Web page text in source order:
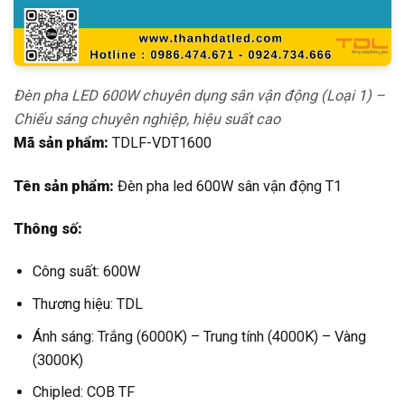
Đèn pha LED 600W chuyên dụng sân vận động (Loại 1) –
Chiếu sáng chuyên nghiệp, hiệu suất cao
Mã sản phẩm: TDLF-VDT1600
Tên sản phẩm: Đèn pha led 600W sân vận động T1
Thông số:
Công suất: 600W
Thương hiệu: TDL
Ánh sáng: Trắng (6000K) – Trung tính (4000K) – Vàng
(3000K)
Chipled: COB TF